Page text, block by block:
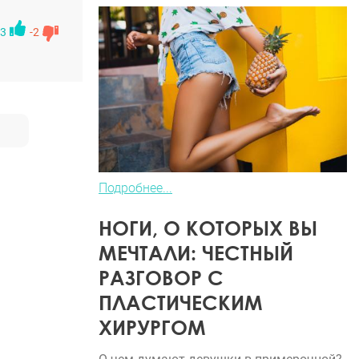
3 -2
Подробнее...
НОГИ, О КОТОРЫХ ВЫ
МЕЧТАЛИ: ЧЕСТНЫЙ
РАЗГОВОР С
ПЛАСТИЧЕСКИМ
ХИРУРГОМ